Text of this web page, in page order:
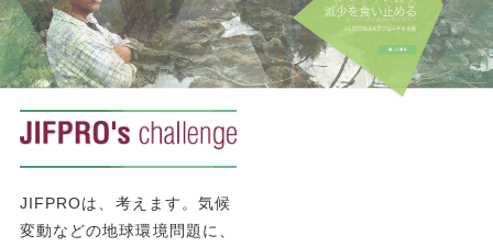
JIFPROは、考えます。気候
変動などの地球環境問題に、